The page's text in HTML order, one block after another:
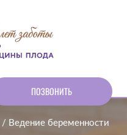
ПОЗВОНИТЬ
Ведение беременности